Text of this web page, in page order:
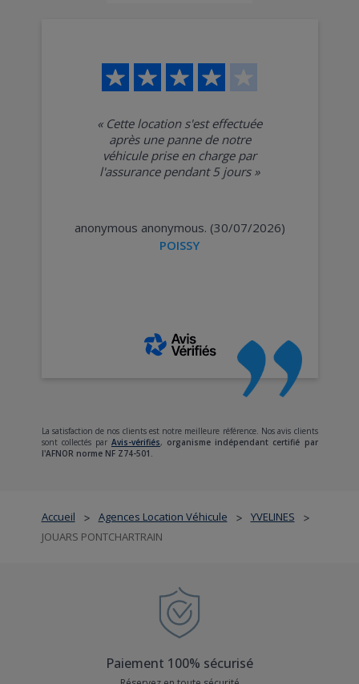
Accueil > Agences Location Véhicule > YVELINES >
JOUARS PONTCHARTRAIN
« Cette location s'est effectuée
après une panne de notre
véhicule prise en charge par
l'assurance pendant 5 jours»
anonymous anonymous. (30/07/2026)
POISSY
La satisfaction de nos clients est notre meilleure référence. Nos avis clients
sont collectés par Avis-vérifiés, organisme indépendant certifié par
l'AFNOR norme NF Z74-501.
Paiement 100% sécurisé